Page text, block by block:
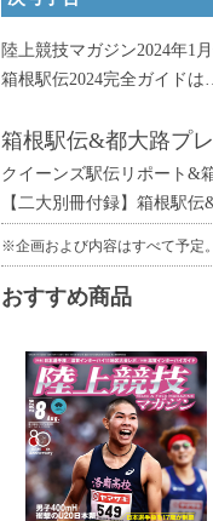
陸上競技マガジン2024年1
箱根駅伝2024完全ガイド
箱根駅伝&都大路プ
クイーンズ駅伝リポート&
【二大別冊付録】箱根駅
※企画および内容はすべて予定
おすすめ商品